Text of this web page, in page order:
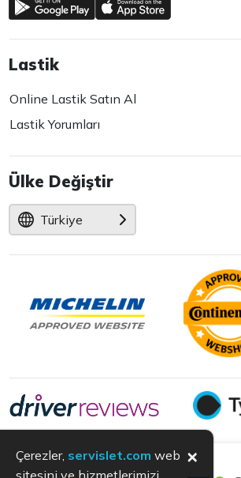
Lastik
Online Lastik Satın Al
Lastik Yorumları
Ülke Değiştir
Türkiye
Çerezler, servislet.com web
sitesini ve hizmetlerimizi
×